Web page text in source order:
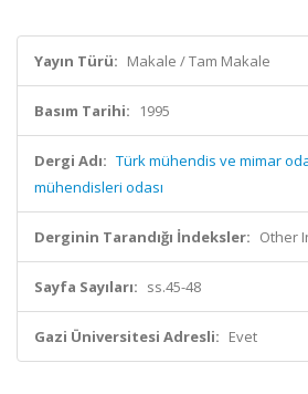
Yayın Türü: Makale / Tam Makale
Basım Tarihi: 1995
Dergi Adı: Türk mühendis ve mimar
mühendisleri odası
Derginin Tarandığı İndeksler: Other
Sayfa Sayıları: ss.45-48
Gazi Üniversitesi Adresli: Evet